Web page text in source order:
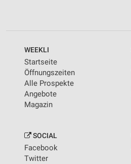
WEEKLI
Startseite
Öffnungszeiten
Alle Prospekte
Angebote
Magazin
SOCIAL
Facebook
Twitter